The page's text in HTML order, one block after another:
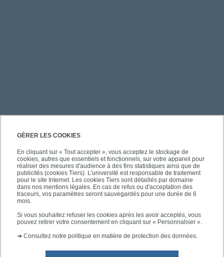
GÉRER LES COOKIES
En cliquant sur « Tout accepter », vous acceptez le stockage de
cookies, autres que essentiels et fonctionnels, sur votre appareil pour
réaliser des mesures d'audience à des fins statistiques ainsi que de
publicités (cookies Tiers). L'université est responsable de traitement
pour le site Internet. Les cookies Tiers sont détaillés par domaine
dans nos mentions légales. En cas de refus ou d'acceptation des
traceurs, vos paramètres seront sauvegardés pour une durée de 6
mois.
Si vous souhaitez refuser les cookies après les avoir acceptés, vous
pouvez retirer votre consentement en cliquant sur « Personnaliser ».
➜ Consultez notre politique en matière de protection des données.
PRATIQUE
ACCÈS RAPIDES
SUIVEZ-NOUS